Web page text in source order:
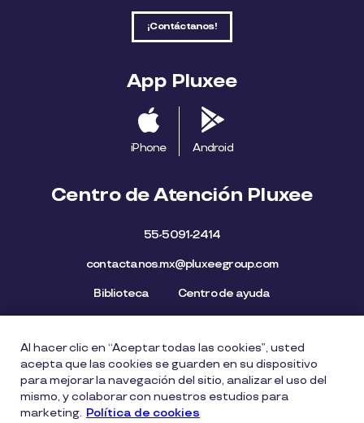
¡Contáctanos!
App Pluxee
iPhone Android
Centro de Atención Pluxee
55-5091-2414
contactanos.mx@pluxeegroup.com
Biblioteca Centro de ayuda
Mapa del Sitio Aviso de privacidad Política de cookies
Licencia de Uso de Marca Política de Denuncia
Carta Ética Lista de precios
Al hacer clic en “Aceptar todas las cookies”, usted
acepta que las cookies se guarden en su dispositivo
para mejorar la navegación del sitio, analizar el uso del
mismo, y colaborar con nuestros estudios para
marketing. Política de cookies